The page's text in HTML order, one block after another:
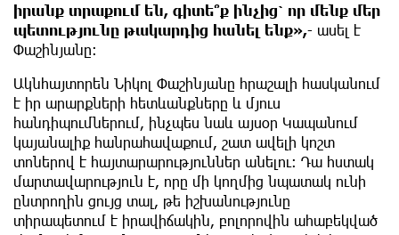
իրանք տրաքում են, գիտե՞ք ինչից՝ որ մենք մեր
պետությունը թակարդից հանել ենք»,- ասել է
Փաշինյանը։
Ակնհայտորեն Նիկոլ Փաշինյանը հրաշալի հասկանում
է իր արարքների հետևանքները և մյուս
հանդիպումներում, ինչպես նաև այսօր Կապանում
կայանալիք հանրահավաքում, շատ ավելի կոշտ
տոներով է հայտարարություններ անելու։ Դա հստակ
մարտավարություն է, որը մի կողմից նպատակ ունի
ընտրողին ցույց տալ, թե իշխանությունը
տիրապետում է իրավիճակին, բոլորովին ահաբեկված